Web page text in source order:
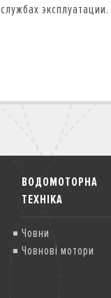
службах эксплуатации.
ВОДОМОТОРНА
ТЕХНІКА
Човни
Човнові мотори